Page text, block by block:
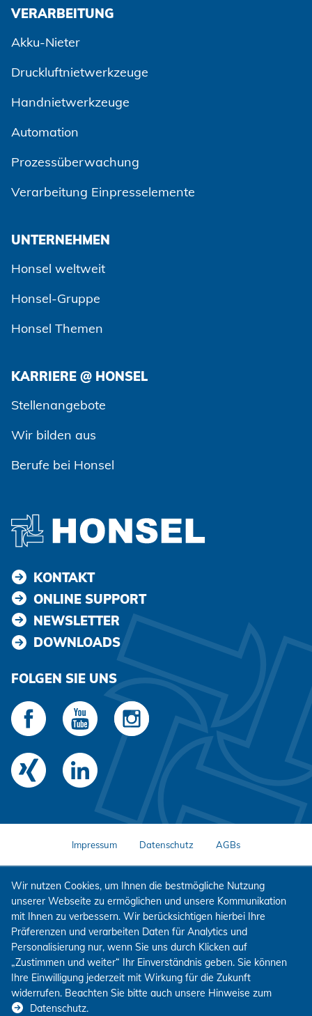
VERARBEITUNG
Akku-Nieter
Druckluftnietwerkzeuge
Handnietwerkzeuge
Automation
Prozessüberwachung
Verarbeitung Einpresselemente
UNTERNEHMEN
Honsel weltweit
Honsel-Gruppe
Honsel Themen
KARRIERE @ HONSEL
Stellenangebote
Wir bilden aus
Berufe bei Honsel
KONTAKT
ONLINE SUPPORT
NEWSLETTER
DOWNLOADS
FOLGEN SIE UNS
Impressum Datenschutz AGBs
Wir nutzen Cookies, um Ihnen die bestmögliche Nutzung
unserer Webseite zu ermöglichen und unsere Kommunikation
mit Ihnen zu verbessern. Wir berücksichtigen hierbei Ihre
Präferenzen und verarbeiten Daten für Analytics und
Personalisierung nur, wenn Sie uns durch Klicken auf
„Zustimmen und weiter“ Ihr Einverständnis geben. Sie können
Ihre Einwilligung jederzeit mit Wirkung für die Zukunft
widerrufen. Beachten Sie bitte auch unsere Hinweise zum
Datenschutz.